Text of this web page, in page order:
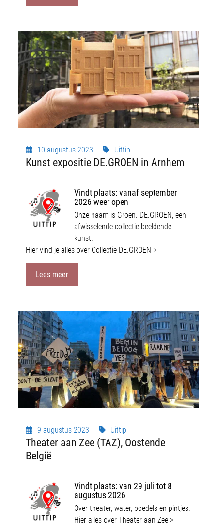
10 augustus 2023 Uittip
Kunst expositie DE.GROEN in Arnhem
Vindt plaats: vanaf september
2026 weer open
Onze naam is Groen. DE.GROEN, een
afwisselende collectie beeldende
kunst.
Hier vind je alles over Collectie DE.GROEN >
Lees meer
9 augustus 2023 Uittip
Theater aan Zee (TAZ), Oostende
België
Vindt plaats: van 29 juli tot 8
augustus 2026
Over theater, water, poedels en pintjes.
Hier alles over Theater aan Zee >